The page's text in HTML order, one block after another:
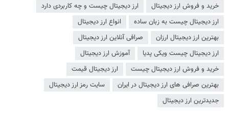
خرید و فروش ارز دیجیتال
ارز دیجیتال چیست و چه کاربردی دارد
ارز دیجیتال چیست به زبان ساده
انواع ارز دیجیتال
بهترین ارز دیجیتال ارزان
صرافی آنلاین ارز دیجیتال
ارز دیجیتال چیست ویکی پدیا
آموزش ارز دیجیتال
خرید و فروش ارز دیجیتال چیست
ارز دیجیتال قیمت
بهترین صرافی های ارز دیجیتال در ایران
سایت رمز ارز دیجیتال
جدیدترین ارز دیجیتال